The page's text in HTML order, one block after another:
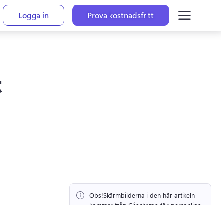
Logga in Prova kostnadsfritt
Obs!Skärmbilderna i den här artikeln